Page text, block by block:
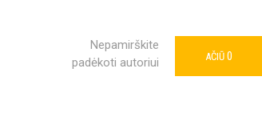
Nepamirškite
padėkoti autoriui
AČIŪ 0